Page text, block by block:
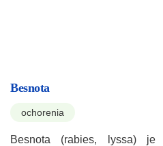
Besnota
ochorenia
Besnota (rabies, lyssa) je